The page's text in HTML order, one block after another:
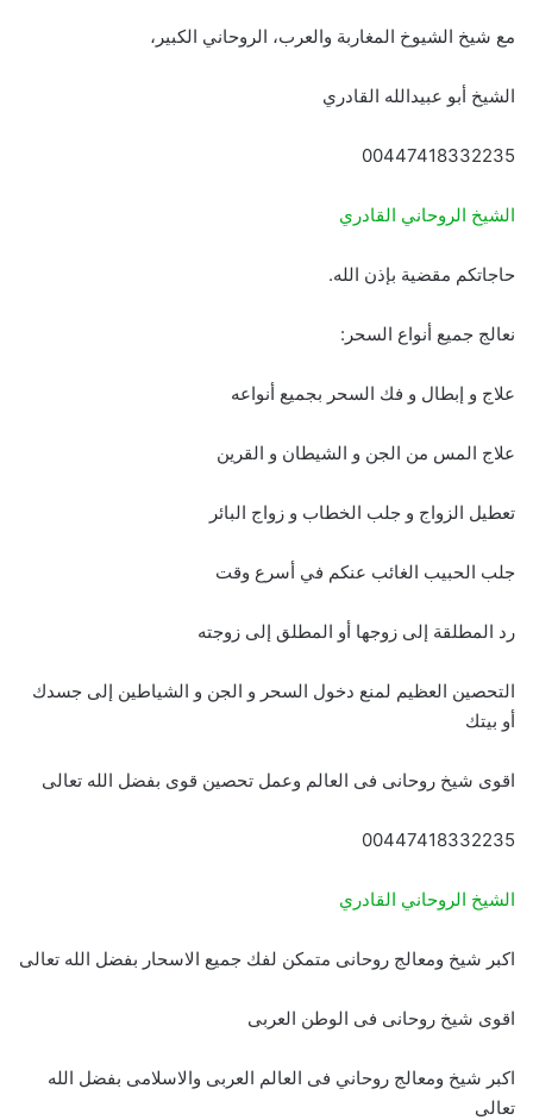
مع شيخ الشيوخ المغاربة والعرب، الروحاني الكبير،
الشيخ أبو عبيدالله القادري
00447418332235
الشيخ الروحاني القادري
حاجاتكم مقضية بإذن الله.
نعالج جميع أنواع السحر:
علاج و إبطال و فك السحر بجميع أنواعه
علاج المس من الجن و الشيطان و القرين
تعطيل الزواج و جلب الخطاب و زواج البائر
جلب الحبيب الغائب عنكم في أسرع وقت
رد المطلقة إلى زوجها أو المطلق إلى زوجته
التحصين العظيم لمنع دخول السحر و الجن و الشياطين إلى جسدك
أو بيتك
اقوى شيخ روحانى فى العالم وعمل تحصين قوى بفضل الله تعالى
00447418332235
الشيخ الروحاني القادري
اكبر شيخ ومعالج روحانى متمكن لفك جميع الاسحار بفضل الله تعالى
اقوى شيخ روحانى فى الوطن العربى
اكبر شيخ ومعالج روحاني فى العالم العربى والاسلامى بفضل الله
تعالى